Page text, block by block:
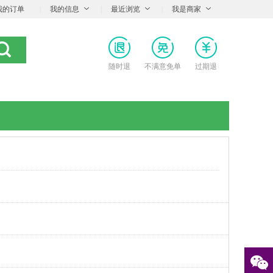
的订单 我的信息 最近浏览 我是商家
随时退 不满意免单 过期退